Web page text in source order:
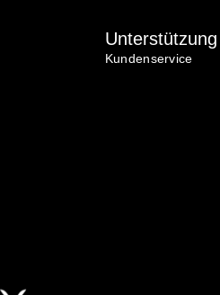
Unterstützung
Kundenservice